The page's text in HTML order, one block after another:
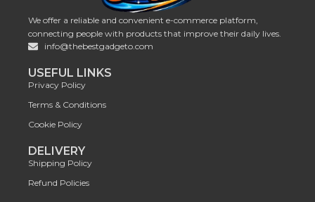
We offer a reliable and convenient e-commerce platform,
connecting people with products that improve their daily lives.
info@thebestgadgeto.com
USEFUL LINKS
Privacy Policy
Terms & Conditions
Cookie Policy
DELIVERY
Shipping Policy
Refund Policies